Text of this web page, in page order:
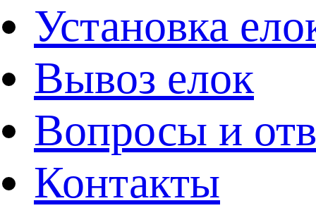
Установка
Вывоз елок
Вопросы и
Контакты